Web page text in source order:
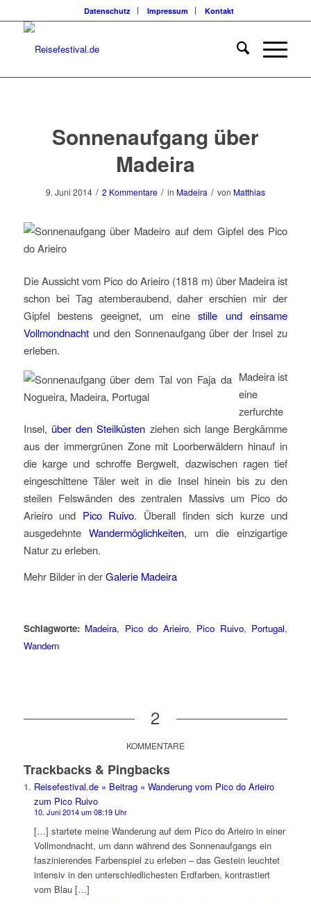
Datenschutz Impressum Kontakt
Sonnenaufgang über
Madeira
9. Juni 2014 / 2 Kommentare / in Madeira / von Matthias
Die Aussicht vom Pico do Arieiro (1818 m) über Madeira ist
schon bei Tag atemberaubend, daher erschien mir der
Gipfel bestens geeignet, um einestille und einsame
Vollmondnacht und den Sonnenaufgang über der Insel zu
erleben.
Madeira ist
eine
zerfurchte
Insel, über den Steilküsten ziehen sich lange Bergkämme
aus der immergrünen Zone mit Loorberwäldern hinauf in
die karge und schroffe Bergwelt, dazwischen ragen tief
eingeschittene Täler weit in die Insel hinein bis zu den
steilen Felswänden des zentralen Massivs um Pico do
Arieiro und Pico Ruivo. Überall finden sich kurze und
ausgedehnte Wandermöglichkeiten, um die einzigartige
Natur zu erleben.
Mehr Bilder in derGalerie Madeira
Schlagworte: Madeira, Pico do Arieiro, Pico Ruivo, Portugal,
Wandern
2
KOMMENTARE
Trackbacks & Pingbacks
Reisefestival.de » Beitrag » Wanderung vom Pico do Arieiro
zum Pico Ruivo
10. Juni 2014 um 08:19 Uhr
[…] startete meine Wanderung auf dem Pico do Arieiro in einer
Vollmondnacht, um dann während des Sonnenaufgangs ein
faszinierendes Farbenspiel zu erleben – das Gestein leuchtet
intensiv in den unterschiedlichesten Erdfarben, kontrastiert
vom Blau […]